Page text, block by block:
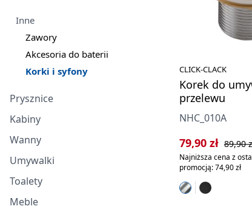
Inne
Zawory
Akcesoria do baterii
Korki i syfony
Prysznice
Kabiny
Wanny
Umywalki
Toalety
Meble
CLICK-CLACK
Korek do
przelewu
NHC_010A
Cena
79,90 zł Cena
89,90
Najniższa cena z
promocją: 74,90 zł